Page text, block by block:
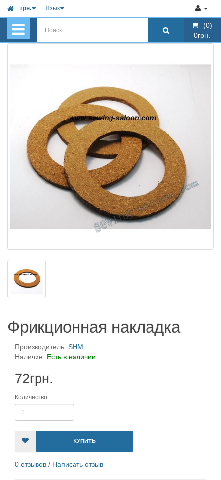
грн. Язык
(0)
0грн.
Фрикционная накладка
Производитель: SHM
Наличие: Есть в наличии
72грн.
Количество
КУПИТЬ
0 отзывов / Написать отзыв